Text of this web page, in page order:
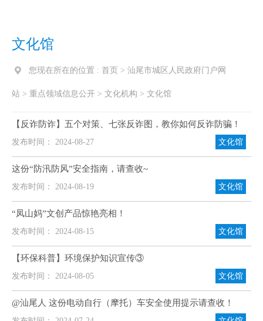
文化馆
您现在所在的位置 : 首页 > 汕尾市城区人民政府门户网
站 > 重点领域信息公开 > 文化机构 > 文化馆
【反诈防诈】五个对策、七张反诈图，教你如何反诈防骗！
发布时间： 2024-08-27 文化馆
这份“防汛防风”安全指南，请查收~
发布时间： 2024-08-19 文化馆
“凤山妈”文创产品惊艳亮相！
发布时间： 2024-08-15 文化馆
【环保科普】环境保护知识宣传③
发布时间： 2024-08-05 文化馆
@汕尾人 这份电动自行（摩托）车安全使用提示请查收！